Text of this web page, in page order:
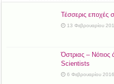
Τέσσερις εποχές
13 Φεβρουαρίου
Όστριας –
Scientists
6 Φεβρουαρίου 2016